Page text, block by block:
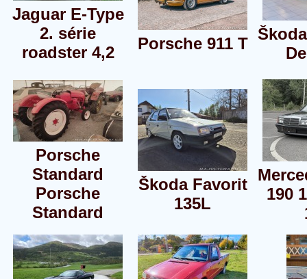
Jaguar E-Type
2. série
roadster 4,2
Porsche 911 T
Porsche
Standard
Porsche
Standard
Škoda Favorit
135L
190